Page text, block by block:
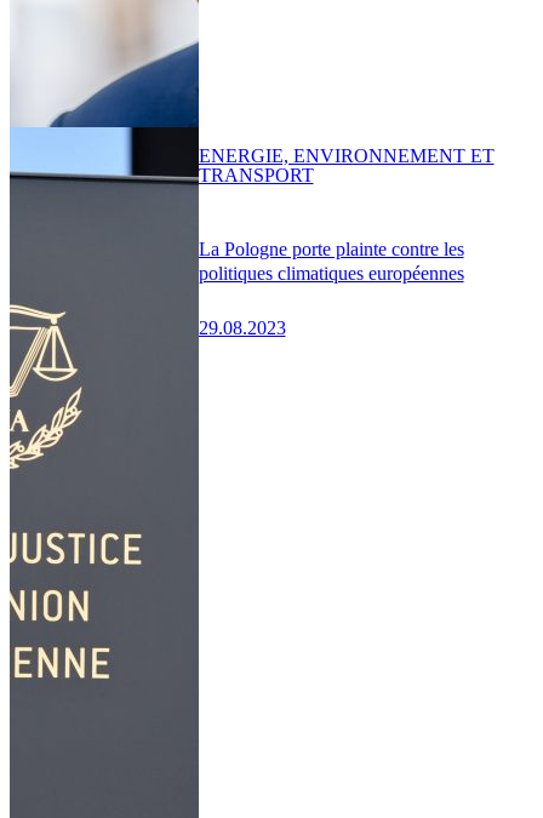
La Pologne porte plainte contre les
politiques climatiques européennes
29.08.2023
ENERGIE, ENVIRONNEMENT ET
TRANSPORT